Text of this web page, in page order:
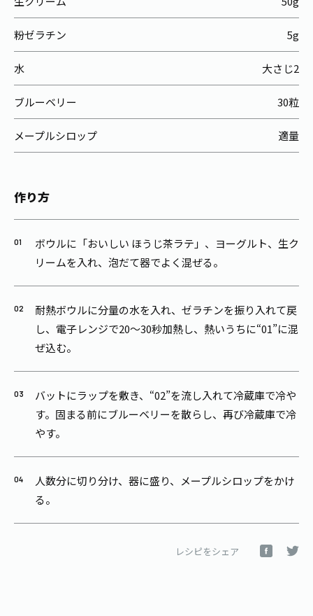
粉ゼラチン 5g
水 大さじ2
ブルーベリー 30粒
メープルシロップ 適量
作り方
ボウルに「おいしい ほうじ茶ラテ」、ヨーグルト、生ク
リームを入れ、泡だて器でよく混ぜる。
耐熱ボウルに分量の水を入れ、ゼラチンを振り入れて戻
し、電子レンジで20～30秒加熱し、熱いうちに“01”に混
ぜ込む。
バットにラップを敷き、“02”を流し入れて冷蔵庫で冷や
す。固まる前にブルーベリーを散らし、再び冷蔵庫で冷
やす。
人数分に切り分け、器に盛り、メープルシロップをかけ
る。
レシピをシェア